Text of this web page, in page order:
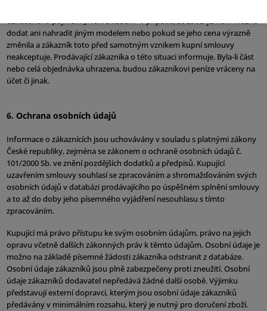
označeného pojmem „Není skladem“ v případě, že zboží již není možné
dodat ani nahradit jiným modelem nebo pokud se jeho cena výrazně
změnila a zákazník toto před samotným vznikem kupní smlouvy
neakceptuje. Prodávající zákazníka o této situaci informuje. Byla-li část
nebo celá objednávka uhrazena, budou zákazníkovi peníze vráceny na
účet či jinak.
6. Ochrana osobních údajů
Informace o zákaznících jsou uchovávány v souladu s platnými zákony
České republiky, zejména se zákonem o ochraně osobních údajů č.
101/2000 Sb. ve znění pozdějších dodatků a předpisů. Kupující
uzavřením smlouvy souhlasí se zpracováním a shromažďováním svých
osobních údajů v databázi prodávajícího po úspěšném splnění smlouvy
a to až do doby jeho písemného vyjádření nesouhlasu s tímto
zpracováním.
Kupující má právo přístupu ke svým osobním údajům, právo na jejich
opravu včetně dalších zákonných práv k těmto údajům. Osobní údaje je
možno na základě písemné žádosti zákazníka odstranit z databáze.
Osobní údaje zákazníků jsou plně zabezpečeny proti zneužití. Osobní
údaje zákazníků dodavatel nepředává žádné další osobě. Výjimku
představují externí dopravci, kterým jsou osobní údaje zákazníků
předávány v minimálním rozsahu, který je nutný pro doručení zboží.